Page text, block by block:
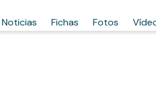
Noticias Fichas Fotos